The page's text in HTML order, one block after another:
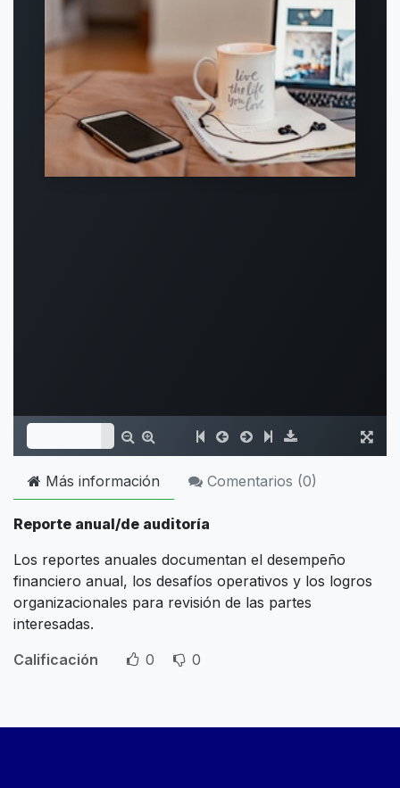
Más información Comentarios (0)
Reporte anual/de auditoría
Los reportes anuales documentan el desempeño
financiero anual, los desafíos operativos y los logros
organizacionales para revisión de las partes
interesadas.
Calificación
0 0